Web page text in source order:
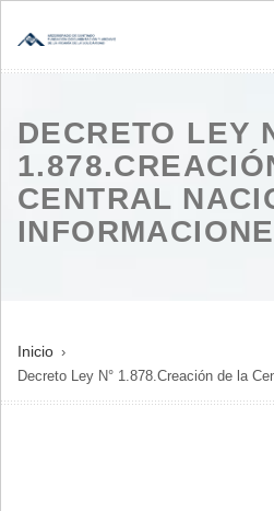
DECRETO LEY
CENTRAL
SOBRESCRIBIR
ENLACES
DE
Inicio
Decreto Ley N° 1.878.Creación de la